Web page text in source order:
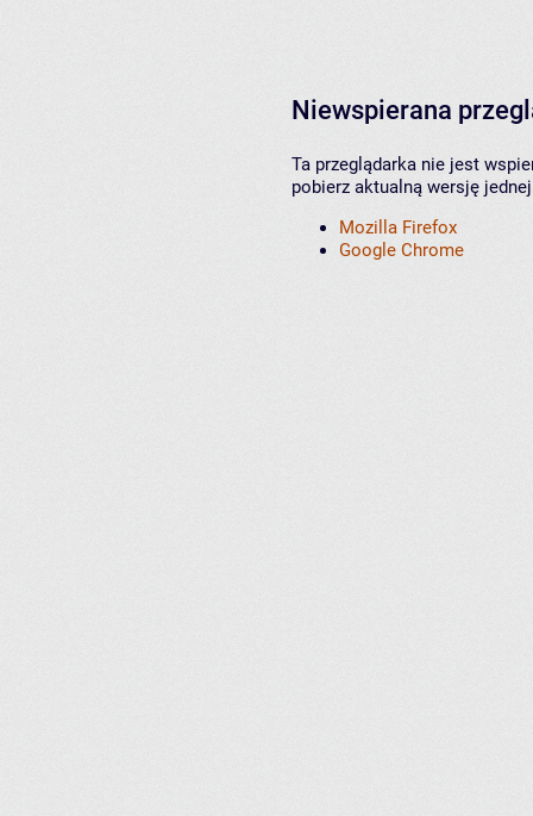
Niewspierana
Ta przeglądarka nie jest
pobierz aktualną wersję
Mozilla Firefox
Google Chrome